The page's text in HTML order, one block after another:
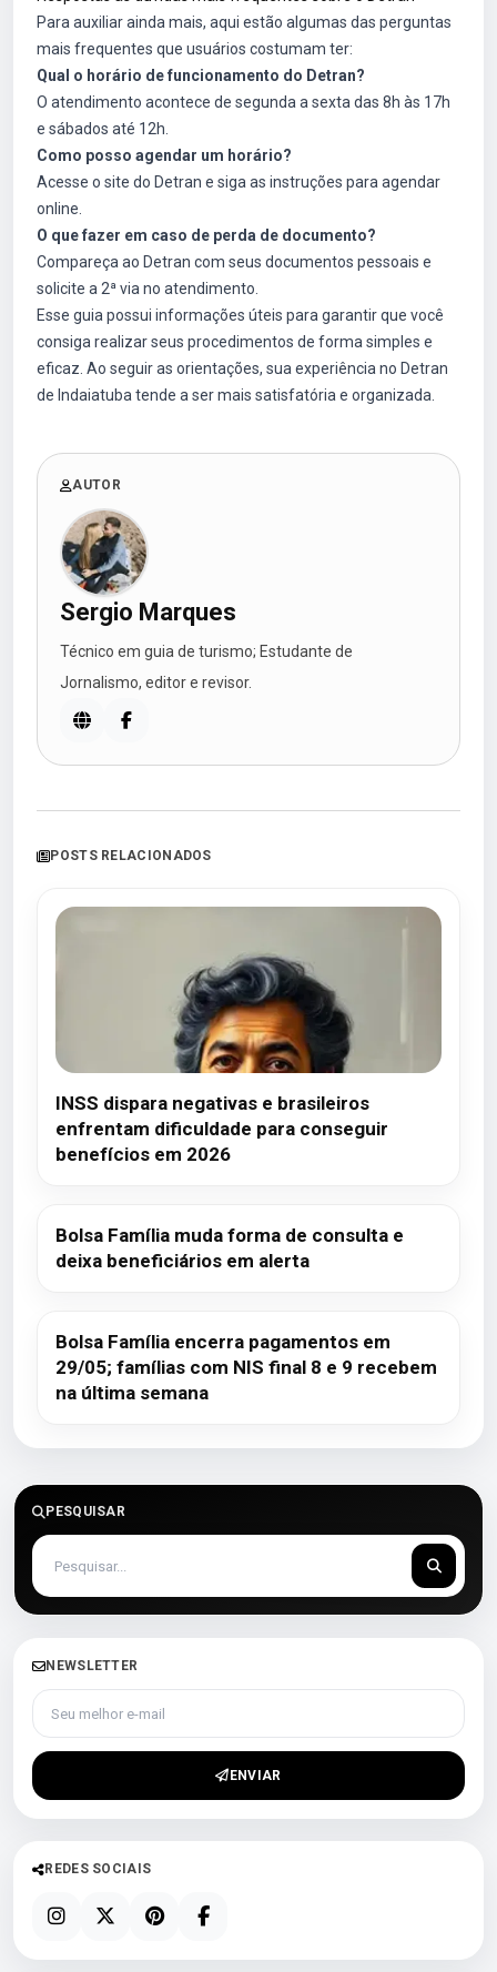
Para auxiliar ainda mais, aqui estão algumas das perguntas
mais frequentes que usuários costumam ter:
Qual o horário de funcionamento do Detran?
O atendimento acontece de segunda a sexta das 8h às 17h
e sábados até 12h.
Como posso agendar um horário?
Acesse o site do Detran e siga as instruções para agendar
online.
O que fazer em caso de perda de documento?
Compareça ao Detran com seus documentos pessoais e
solicite a 2ª via no atendimento.
Esse guia possui informações úteis para garantir que você
consiga realizar seus procedimentos de forma simples e
eficaz. Ao seguir as orientações, sua experiência no Detran
de Indaiatuba tende a ser mais satisfatória e organizada.
AUTOR
Sergio Marques
Técnico em guia de turismo; Estudante de
Jornalismo, editor e revisor.
POSTS RELACIONADOS
INSS dispara negativas e brasileiros
enfrentam dificuldade para conseguir
benefícios em 2026
Bolsa Família muda forma de consulta e
deixa beneficiários em alerta
Bolsa Família encerra pagamentos em
29/05; famílias com NIS final 8 e 9 recebem
na última semana
PESQUISAR
NEWSLETTER
Seu melhor e-mail
ENVIAR
REDES SOCIAIS